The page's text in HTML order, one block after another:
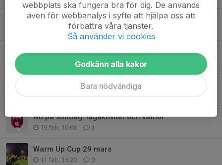
Inför lagfotograferingen
25 mar, 13:55 3
Grupper och tider inför warm up cup
23 mar, 20:52 8
Tack Qviding p-16 vit!🤩
Nu på söndag: lagaktivitet och våfflor
19 feb, 16:03 1
Warm Up Cup 29 mars
11 feb, 15:20 0
webbplats ska fungera bra för dig. De används
även för webbanalys i syfte att hjälpa oss att
förbättra våra tjänster.
Så använder vi cookies
Godkänn alla kakor
Bara nödvändiga